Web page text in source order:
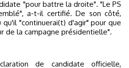
"pour battre la droite". "Le PS
a-t-il certifié. De son côté,
qu'il "continuerai(t) d'agir" pour que
de la campagne présidentielle".